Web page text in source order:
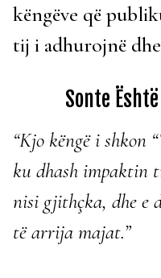
këngëve që
tij i adhurojnë
Sonte
“Kjo këngë i shkon
ku dhash impaktin
nisi gjithçka, dhe e
të arrija majat.”